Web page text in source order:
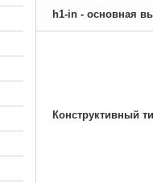
h1-in - основная
Конструктивный